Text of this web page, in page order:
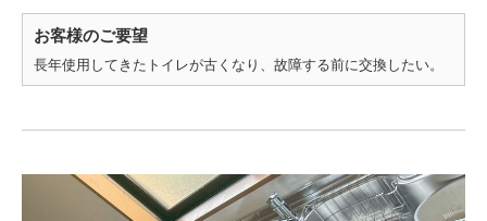
お客様のご要望
長年使用してきたトイレが古くなり、故障する前に交換したい。